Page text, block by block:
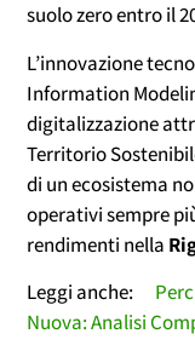
suolo zero entro il
L’innovazione
Information
digitalizzazione
Territorio
di un ecosistema
operativi sempre
rendimenti nella
Leggi anche:
Nuova: Analisi